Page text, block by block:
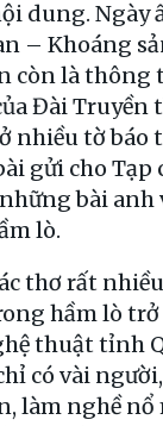
dung. Ngày
– Khoáng
còn là thông
Đài Truyền
nhiều tờ báo
gửi cho Tạp
bài anh
lò.
thơ rất
hầm lò
thuật tỉnh
có vài
làm nghề